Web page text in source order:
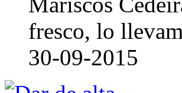
fresco, lo
30-09-2015